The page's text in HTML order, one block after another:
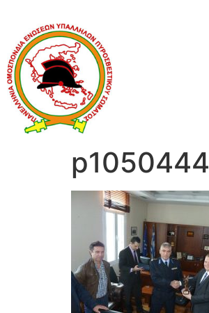
p1050444